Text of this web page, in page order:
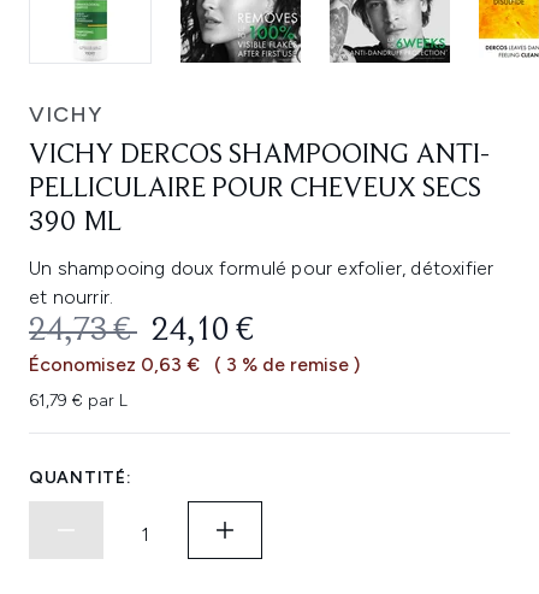
VICHY
VICHY DERCOS SHAMPOOING ANTI-
PELLICULAIRE POUR CHEVEUX SECS
390 ML
Un shampooing doux formulé pour exfolier, détoxifier
et nourrir.
PRIX DE VENTE :
24,73 € PRIX ​​ACTUEL :
24,10 €
Économisez 0,63 € ( 3 % de remise )
61,79 € par L
QUANTITÉ: